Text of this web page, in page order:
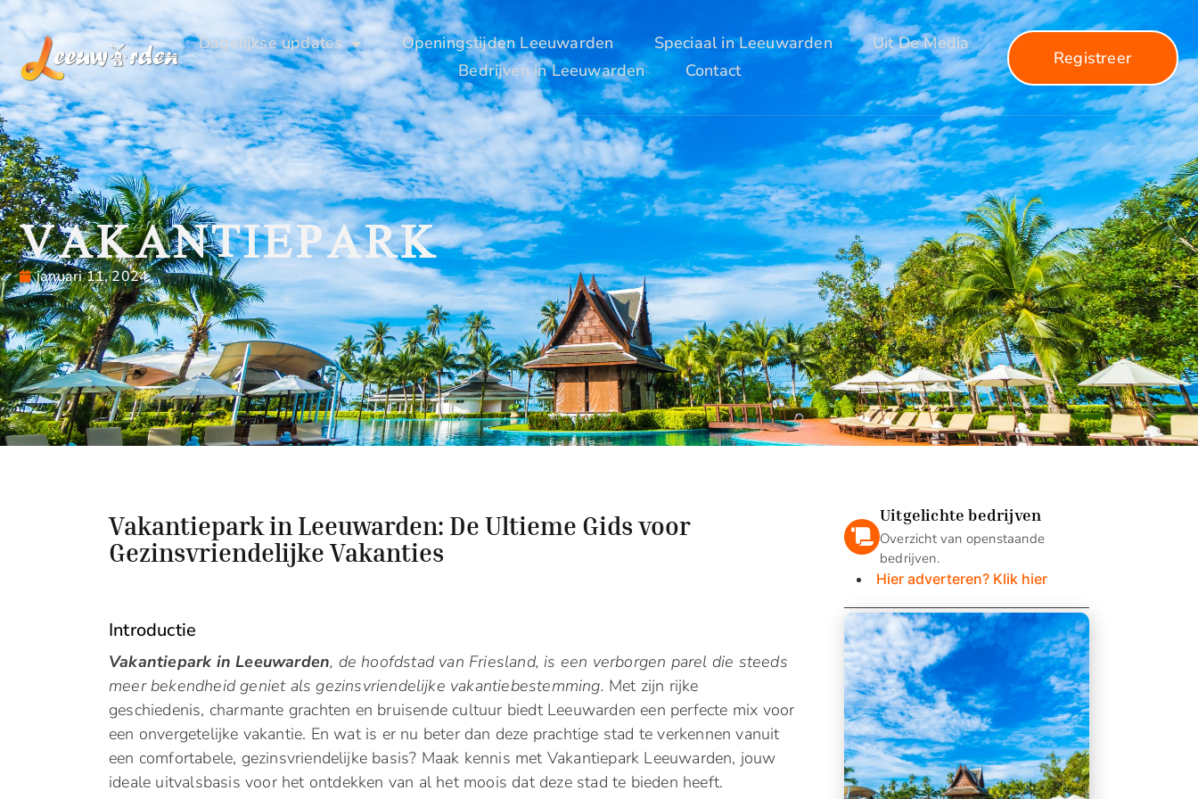
Dagelijkse updates Openingstijden Leeuwarden Speciaal in Leeuwarden
Uit De Media
Bedrijven in Leeuwarden
Contact
Registreer
VAKANTIEPARK
januari 11, 2024
Vakantiepark in Leeuwarden: De Ultieme Gids voor
Gezinsvriendelijke Vakanties
Introductie
Vakantiepark in Leeuwarden, de hoofdstad van Friesland, is een verborgen parel die steeds
meer bekendheid geniet als gezinsvriendelijke vakantiebestemming. Met zijn rijke
geschiedenis, charmante grachten en bruisende cultuur biedt Leeuwarden een perfecte mix voor
een onvergetelijke vakantie. En wat is er nu beter dan deze prachtige stad te verkennen vanuit
een comfortabele, gezinsvriendelijke basis? Maak kennis met Vakantiepark Leeuwarden, jouw
ideale uitvalsbasis voor het ontdekken van al het moois dat deze stad te bieden heeft.
Uitgelichte bedrijven
Overzicht van openstaande
bedrijven.
Hier adverteren? Klik hier